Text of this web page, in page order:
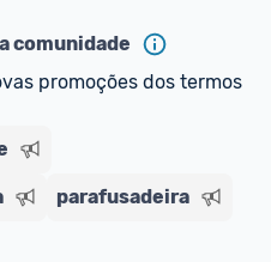
comunidade
promoções dos termos
parafusadeira